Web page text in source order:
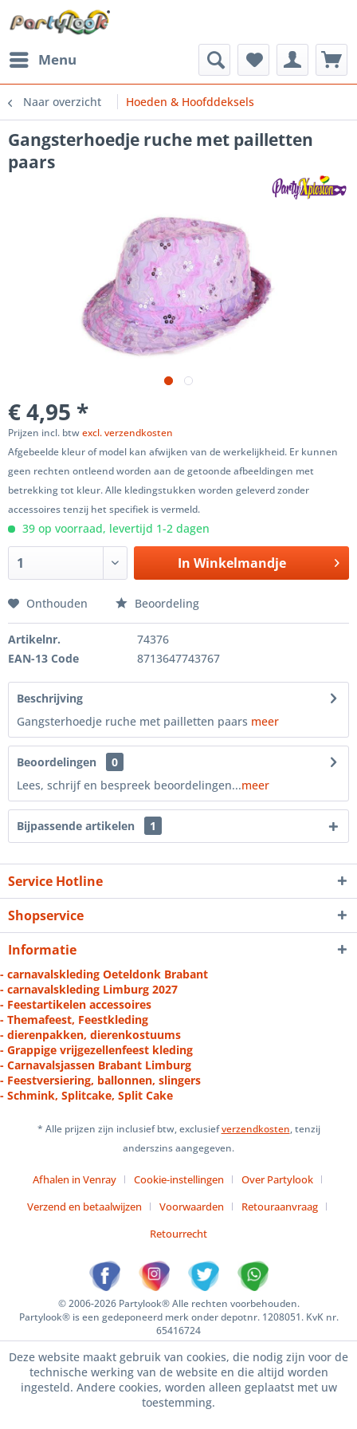
Menu
Naar overzicht Hoeden & Hoofddeksels
Gangsterhoedje ruche met pailletten
paars
€ 4,95 *
Prijzen incl. btwexcl. verzendkosten
Afgebeelde kleur of model kan afwijken van de werkelijkheid. Er kunnen
geen rechten ontleend worden aan de getoonde afbeeldingen met
betrekking tot kleur. Alle kledingstukken worden geleverd zonder
accessoires tenzij het specifiek is vermeld.
39 op voorraad, levertijd 1-2 dagen
In Winkelmandje
Onthouden Beoordeling
Artikelnr.
74376
EAN-13 Code
8713647743767
Beschrijving
Gangsterhoedje ruche met pailletten paars meer
Beoordelingen
0
Lees, schrijf en bespreek beoordelingen...meer
Bijpassende artikelen 1
Service Hotline
Shopservice
Informatie
- carnavalskleding Oeteldonk Brabant
- carnavalskleding Limburg 2027
- Feestartikelen accessoires
- Themafeest, Feestkleding
- dierenpakken, dierenkostuums
- Grappige vrijgezellenfeest kleding
- Carnavalsjassen Brabant Limburg
- Feestversiering, ballonnen, slingers
- Schmink, Splitcake, Split Cake
* Alle prijzen zijn inclusief btw, exclusiefverzendkosten, tenzij
anderszins aangegeven.
Afhalen in Venray Cookie-instellingen
Over Partylook
Verzend en betaalwijzen
Voorwaarden
Retouraanvraag
Retourrecht
© 2006-2026 Partylook® Alle rechten voorbehouden.
Partylook® is een gedeponeerd merk onder depotnr. 1208051. KvK nr.
65416724
Deze website maakt gebruik van cookies, die nodig zijn voor de
technische werking van de website en die altijd worden
ingesteld. Andere cookies, worden alleen geplaatst met uw
toestemming.